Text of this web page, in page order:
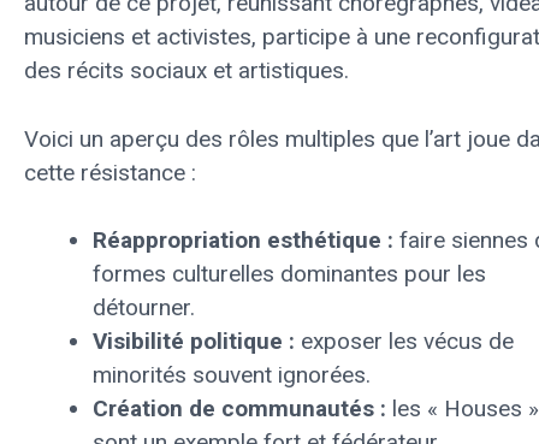
musiciens et activistes, participe à une
des récits sociaux et artistiques.
Voici un aperçu des rôles multiples que l’art joue
cette résistance :
Réappropriation esthétique : faire siennes
formes culturelles dominantes pour les
détourner.
Visibilité politique : exposer les vécus de
minorités souvent ignorées.
Création de communautés : les « Houses